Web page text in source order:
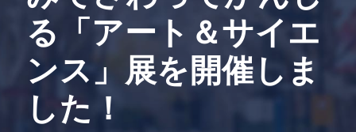
る「アート＆サイエ
ンス」展を開催しま
した！